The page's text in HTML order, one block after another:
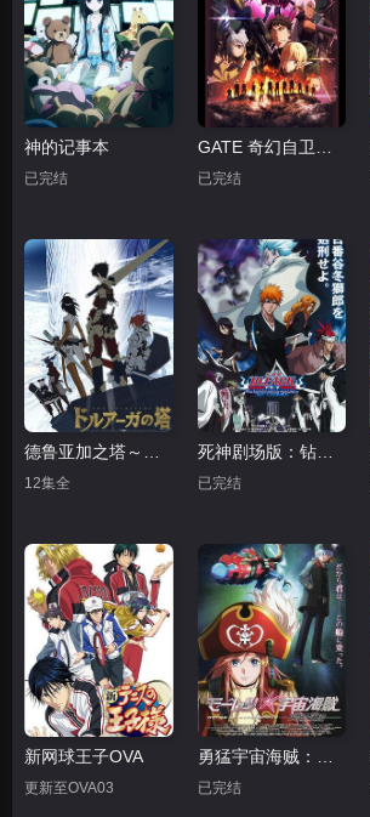
神的记事本
已完结 已完结
12集全
死神剧场版：钻石星尘的反叛 另一个冰轮丸
已完结
新网球王子OVA
更新至OVA03
勇猛宇宙海贼：亚空间之深渊
已完结